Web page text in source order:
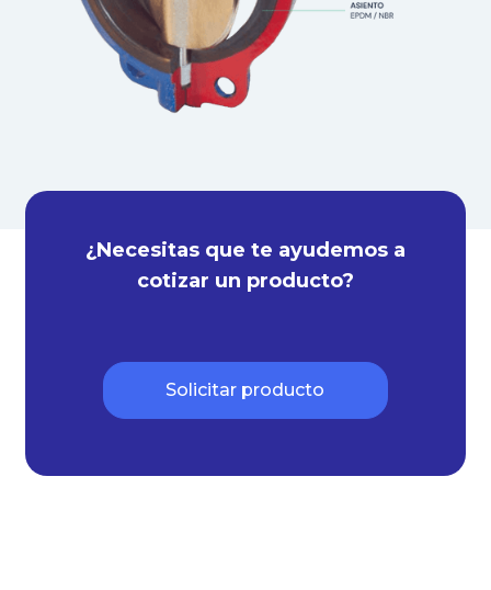
¿Necesitas que te ayudemos a
cotizar un producto?
Solicitar producto